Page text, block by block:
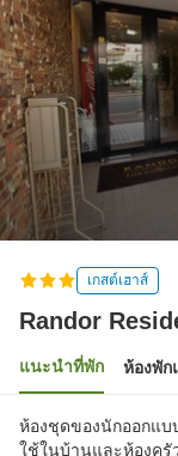
เกสต์เฮาส์
Randor
แนะนำที่พัก ห้องพั
ห้องชุดของนักออกแบ
ใช้ในบ้านและห้องครั